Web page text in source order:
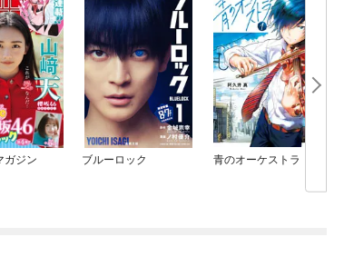
ガジン ブルーロック 青のオーケストラ